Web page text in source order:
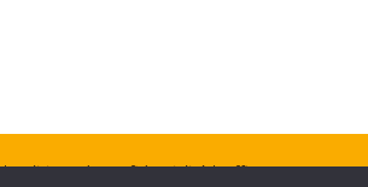
| Politique de confidentialité| Office Center :